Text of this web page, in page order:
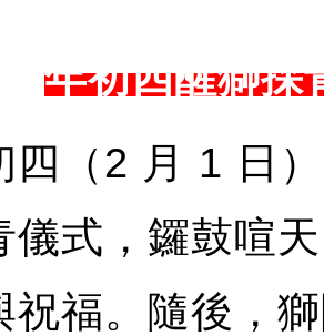
年初四醒獅
四（2 月 1 日
儀式，鑼鼓喧
祝福。隨後，